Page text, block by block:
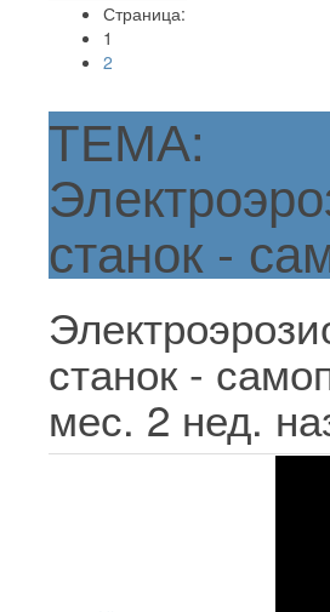
Страница:
1
2
ТЕМА:
станок -
станок -
мес. 2 нед.